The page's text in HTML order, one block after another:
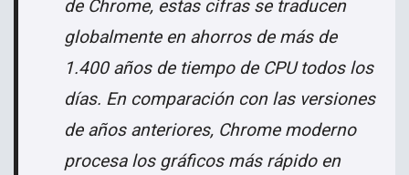
de Chrome, estas cifras se traducen
globalmente en ahorros de más de
1.400 años de tiempo de CPU todos los
días. En comparación con las versiones
de años anteriores, Chrome moderno
procesa los gráficos más rápido en